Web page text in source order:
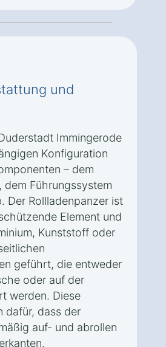
und
Immingerode
Konfiguration
– dem
dem Führungssystem
Der Rollladenpanzer ist
Element und
Kunststoff oder
geführt, die entweder
oder auf der
werden. Diese
dafür, dass der
auf- und abrollen